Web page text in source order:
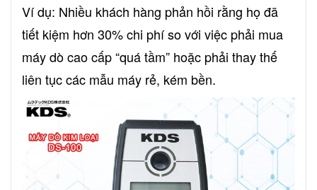
Ví dụ: Nhiều khách hàng phản hồi rằng họ đã
tiết kiệm hơn 30% chi phí so với việc phải mua
máy dò cao cấp “quá tầm” hoặc phải thay thế
liên tục các mẫu máy rẻ, kém bền.